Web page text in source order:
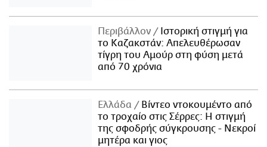
Περιβάλλον
Ιστορική στιγμή για
το Καζακστάν: Απελευθέρωσαν
τίγρη του Αμούρ στη φύση μετά
από 70 χρόνια
Ελλάδα
Βίντεο ντοκουμέντο από
το τροχαίο στις Σέρρες: Η στιγμή
της σφοδρής σύγκρουσης - Νεκροί
μητέρα και γιος